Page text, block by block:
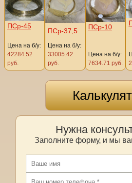
ПСр-45
Цена на б/у:
42284.52
руб.
ПСр-37,5
Цена на б/у:
33005.42
руб.
ПСр-10
Цена на б/у:
7634.71 руб.
Нужна
Заполните форму, и мы